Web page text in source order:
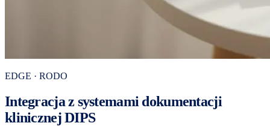
EDGE · RODO
Integracja z systemami dokumentacji
klinicznej DIPS